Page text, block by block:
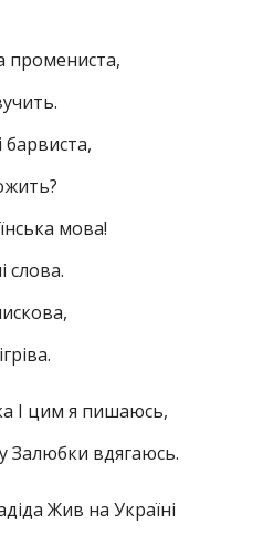
промениста,
барвиста,
мова!
слова.
І цим я пишаюсь,
Залюбки вдягаюсь.
Жив на Україні